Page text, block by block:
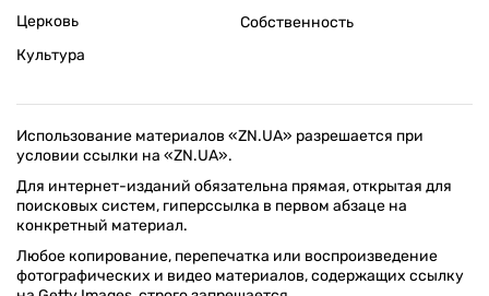
Церковь
Культура
Собственность
Использование материалов «ZN.UA» разрешается при
условии ссылки на «ZN.UA».
Для интернет-изданий обязательна прямая, открытая для
поисковых систем, гиперссылка в первом абзаце на
конкретный материал.
Любое копирование, перепечатка или воспроизведение
фотографических и видео материалов, содержащих ссылку